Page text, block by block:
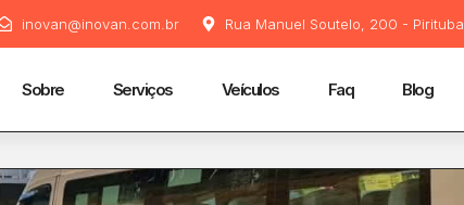
inovan@inovan.com.br Rua Manuel Soutelo, 200 - Pirituba
Sobre Serviços Veículos Faq Blog